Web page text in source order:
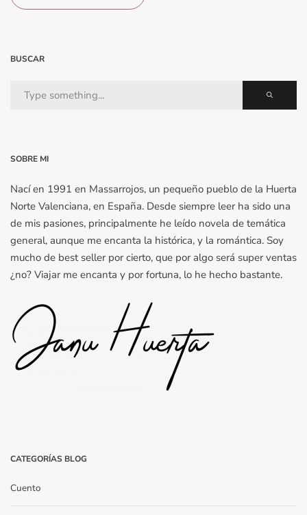
BUSCAR
SOBRE MI
Nací en 1991 en Massarrojos, un pequeño pueblo de la Huerta
Norte Valenciana, en España. Desde siempre leer ha sido una
de mis pasiones, principalmente he leído novela de temática
general, aunque me encanta la histórica, y la romántica. Soy
mucho de best seller por cierto, que por algo será super ventas
¿no? Viajar me encanta y por fortuna, lo he hecho bastante.
CATEGORÍAS BLOG
Cuento